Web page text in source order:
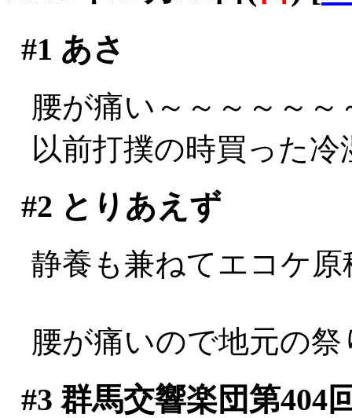
#1 あさ
腰が痛い～～～～～～
以前打撲の時買った
#2 とりあえず
静養も兼ねてエコケ
腰が痛いので地元の
#3 群馬交響楽団第404